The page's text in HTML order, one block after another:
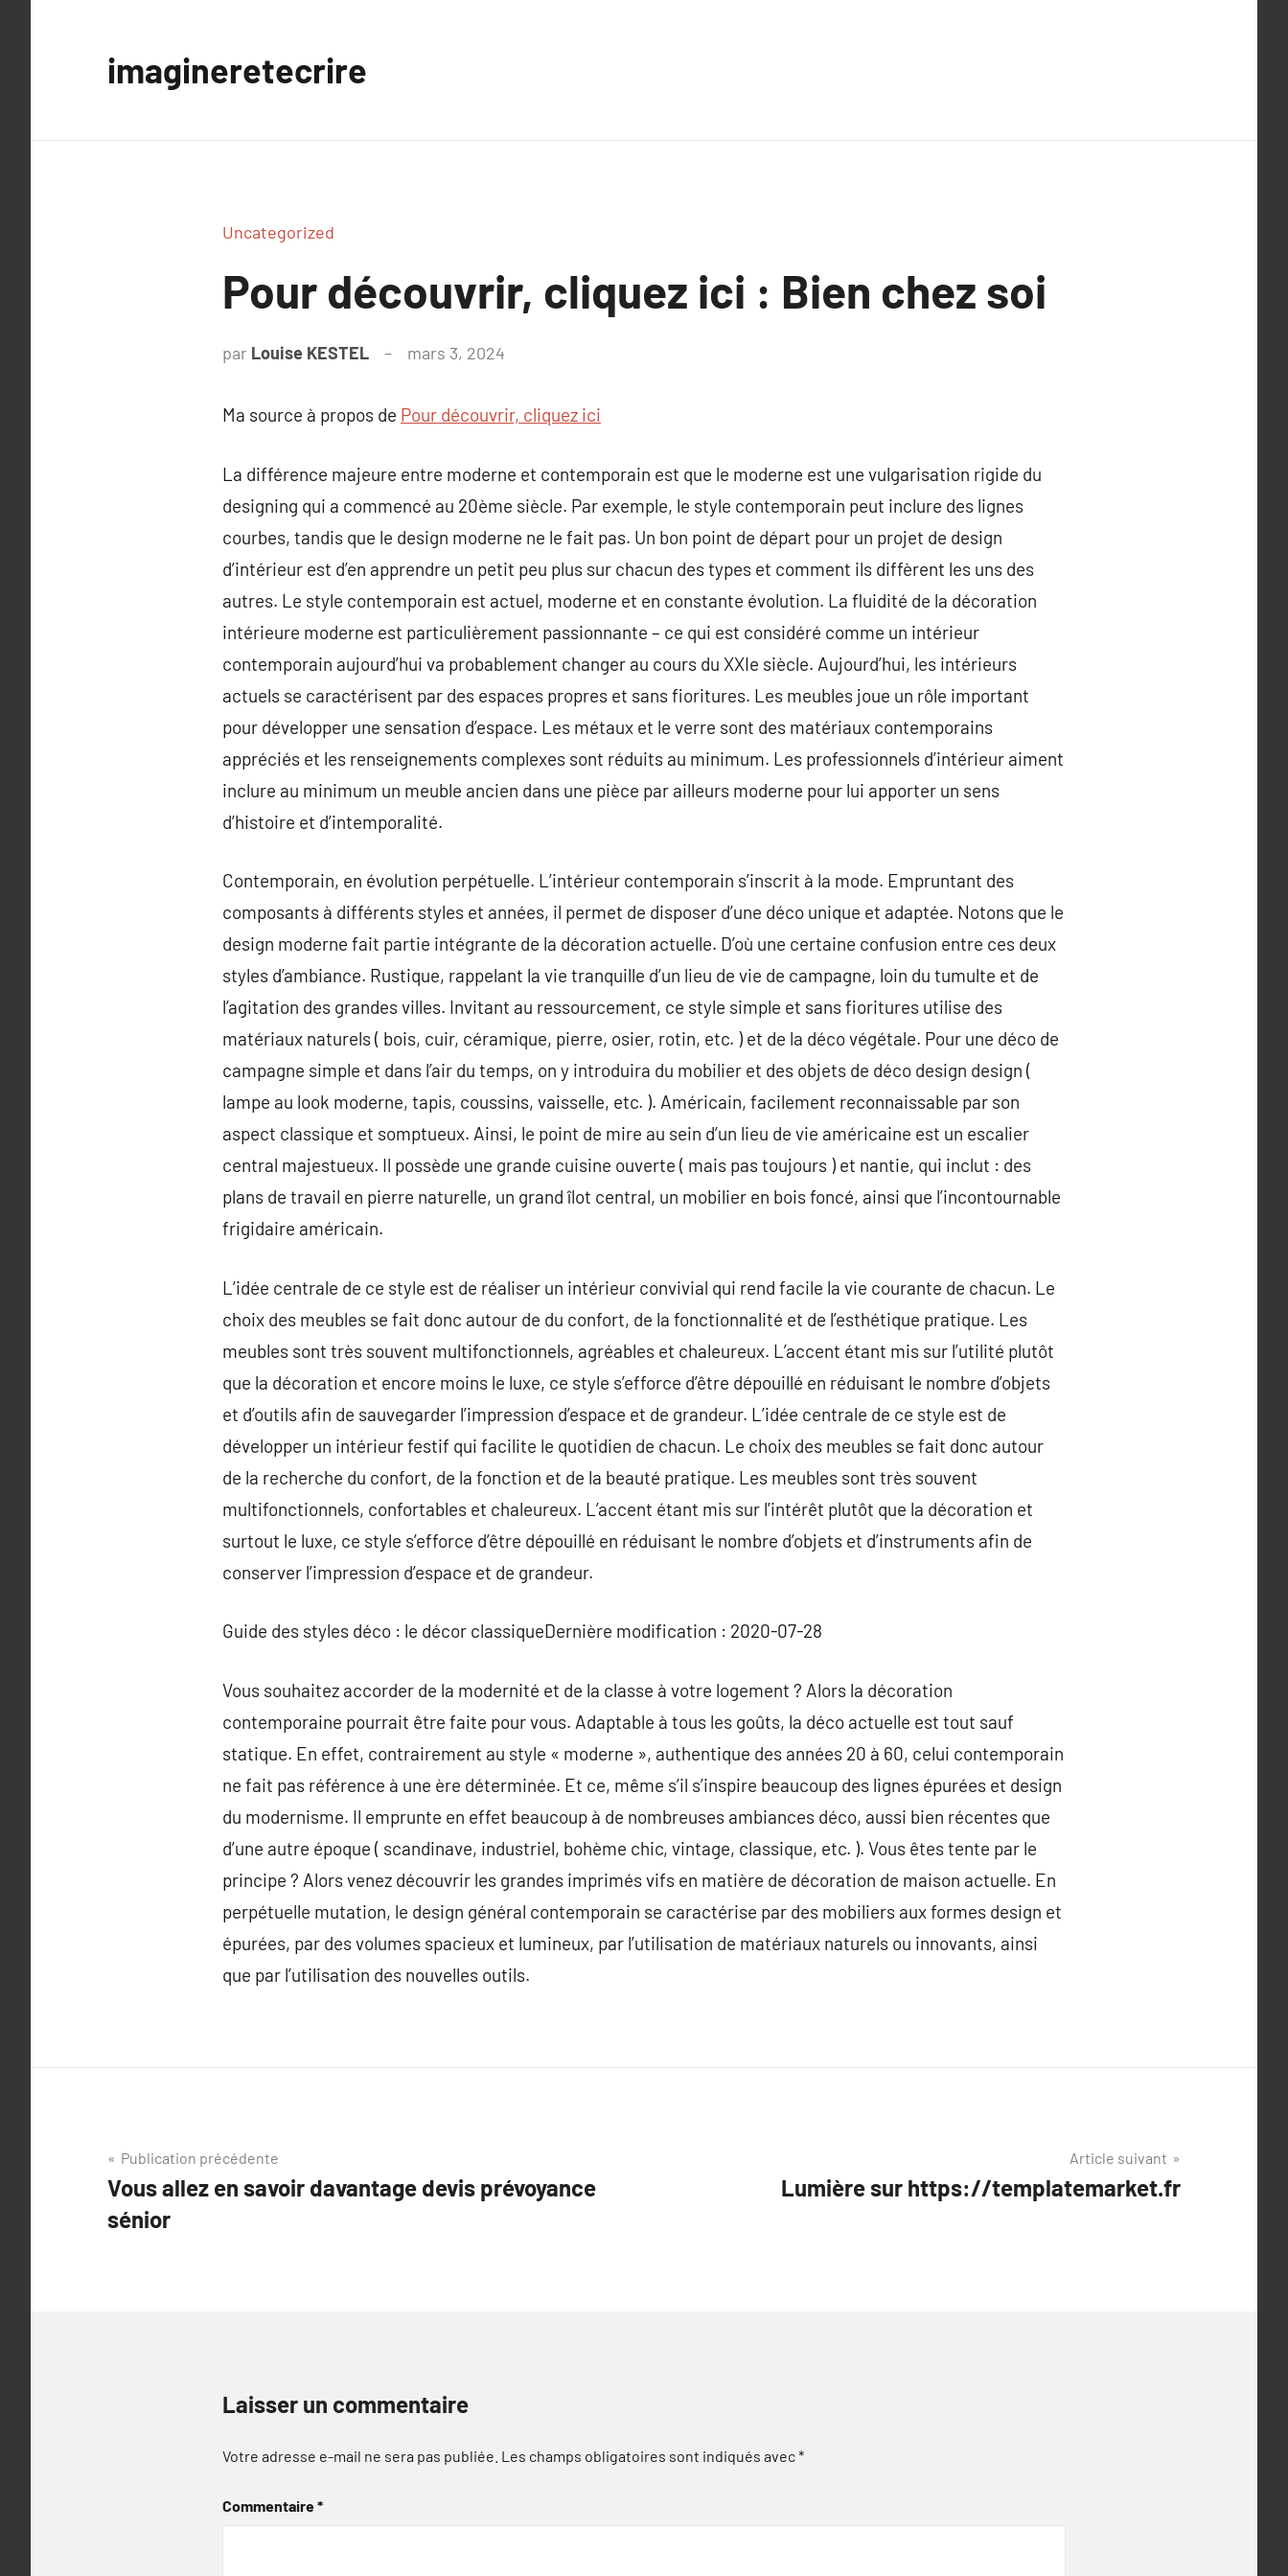
imagineretecrire
Uncategorized
Pour découvrir, cliquez ici : Bien chez soi
par Louise KESTEL mars 3, 2024
Ma source à propos de Pour découvrir, cliquez ici
La différence majeure entre moderne et contemporain est que le moderne est une vulgarisation rigide du
designing qui a commencé au 20ème siècle. Par exemple, le style contemporain peut inclure des lignes
courbes, tandis que le design moderne ne le fait pas. Un bon point de départ pour un projet de design
d’intérieur est d’en apprendre un petit peu plus sur chacun des types et comment ils diffèrent les uns des
autres. Le style contemporain est actuel, moderne et en constante évolution. La fluidité de la décoration
intérieure moderne est particulièrement passionnante – ce qui est considéré comme un intérieur
contemporain aujourd’hui va probablement changer au cours du XXIe siècle. Aujourd’hui, les intérieurs
actuels se caractérisent par des espaces propres et sans fioritures. Les meubles joue un rôle important
pour développer une sensation d’espace. Les métaux et le verre sont des matériaux contemporains
appréciés et les renseignements complexes sont réduits au minimum. Les professionnels d’intérieur aiment
inclure au minimum un meuble ancien dans une pièce par ailleurs moderne pour lui apporter un sens
d’histoire et d’intemporalité.
Contemporain, en évolution perpétuelle. L’intérieur contemporain s’inscrit à la mode. Empruntant des
composants à différents styles et années, il permet de disposer d’une déco unique et adaptée. Notons que le
design moderne fait partie intégrante de la décoration actuelle. D’où une certaine confusion entre ces deux
styles d’ambiance. Rustique, rappelant la vie tranquille d’un lieu de vie de campagne, loin du tumulte et de
l’agitation des grandes villes. Invitant au ressourcement, ce style simple et sans fioritures utilise des
matériaux naturels ( bois, cuir, céramique, pierre, osier, rotin, etc. ) et de la déco végétale. Pour une déco de
campagne simple et dans l’air du temps, on y introduira du mobilier et des objets de déco design design (
lampe au look moderne, tapis, coussins, vaisselle, etc. ). Américain, facilement reconnaissable par son
aspect classique et somptueux. Ainsi, le point de mire au sein d’un lieu de vie américaine est un escalier
central majestueux. Il possède une grande cuisine ouverte ( mais pas toujours ) et nantie, qui inclut : des
plans de travail en pierre naturelle, un grand îlot central, un mobilier en bois foncé, ainsi que l’incontournable
frigidaire américain.
L’idée centrale de ce style est de réaliser un intérieur convivial qui rend facile la vie courante de chacun. Le
choix des meubles se fait donc autour de du confort, de la fonctionnalité et de l’esthétique pratique. Les
meubles sont très souvent multifonctionnels, agréables et chaleureux. L’accent étant mis sur l’utilité plutôt
que la décoration et encore moins le luxe, ce style s’efforce d’être dépouillé en réduisant le nombre d’objets
et d’outils afin de sauvegarder l’impression d’espace et de grandeur. L’idée centrale de ce style est de
développer un intérieur festif qui facilite le quotidien de chacun. Le choix des meubles se fait donc autour
de la recherche du confort, de la fonction et de la beauté pratique. Les meubles sont très souvent
multifonctionnels, confortables et chaleureux. L’accent étant mis sur l’intérêt plutôt que la décoration et
surtout le luxe, ce style s’efforce d’être dépouillé en réduisant le nombre d’objets et d’instruments afin de
conserver l’impression d’espace et de grandeur.
Guide des styles déco : le décor classiqueDernière modification : 2020-07-28
Vous souhaitez accorder de la modernité et de la classe à votre logement ? Alors la décoration
contemporaine pourrait être faite pour vous. Adaptable à tous les goûts, la déco actuelle est tout sauf
statique. En effet, contrairement au style « moderne », authentique des années 20 à 60, celui contemporain
ne fait pas référence à une ère déterminée. Et ce, même s’il s’inspire beaucoup des lignes épurées et design
du modernisme. Il emprunte en effet beaucoup à de nombreuses ambiances déco, aussi bien récentes que
d’une autre époque ( scandinave, industriel, bohème chic, vintage, classique, etc. ). Vous êtes tente par le
principe ? Alors venez découvrir les grandes imprimés vifs en matière de décoration de maison actuelle. En
perpétuelle mutation, le design général contemporain se caractérise par des mobiliers aux formes design et
épurées, par des volumes spacieux et lumineux, par l’utilisation de matériaux naturels ou innovants, ainsi
que par l’utilisation des nouvelles outils.
Navigation
de
l’article
Publication précédente
Vous allez en savoir davantage devis prévoyance
sénior
Article suivant
Lumière sur https://templatemarket.fr
Laisser un commentaire
Votre adresse e-mail ne sera pas publiée. Les champs obligatoires sont indiqués avec*
Commentaire*